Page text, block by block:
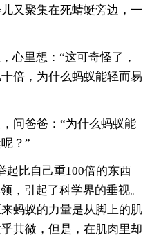
又聚集在死蜻蜓旁边，一
里想：“这可奇怪了，
倍，为什么蚂蚁能轻而易
爸爸：“为什么蚂蚁能
？”
比自己重100倍的东西
，引起了科学界的垂视。
蚂蚁的力量是从脚上的肌
其微，但是，在肌肉里却